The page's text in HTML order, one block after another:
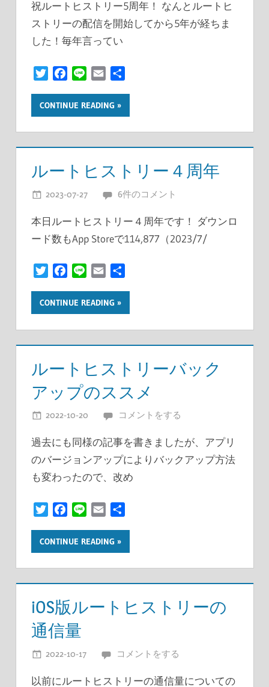
祝ルートヒストリー5周年！ なんとルートヒ
ストリーの配信を開始してから5年が経ちま
した！毎年言ってい
TwitterFacebook
Line Email
CONTINUE READING
ルートヒストリー４周年
2023-07-27 開発者
6件のコメント
本日ルートヒストリー４周年です！ ダウンロ
ード数もApp Storeで114,877（2023/7/
TwitterFacebook
Line Email
CONTINUE READING
ルートヒストリーバック
アップのススメ
2022-10-20 開発者
コメントをする
過去にも同様の記事を書きましたが、アプリ
のバージョンアップによりバックアップ方法
も変わったので、改め
TwitterFacebook
Line Email
CONTINUE READING
iOS版ルートヒストリーの
通信量
2022-10-17 開発者
コメントをする
以前にルートヒストリーの通信量についての